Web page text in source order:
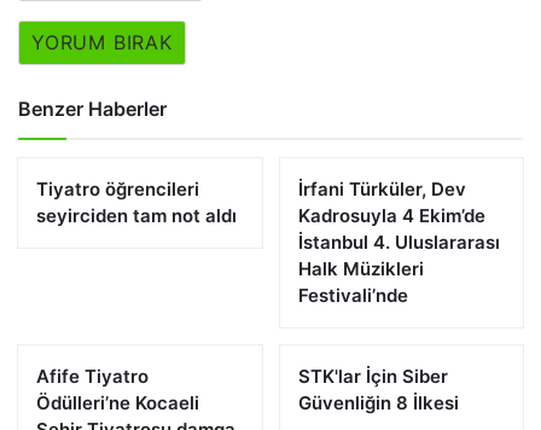
YORUM BIRAK
Benzer Haberler
Tiyatro öğrencileri
seyirciden tam not aldı
İrfani Türküler, Dev
Kadrosuyla 4 Ekim’de
İstanbul 4. Uluslararası
Halk Müzikleri
Festivali’nde
Afife Tiyatro
Ödülleri’ne Kocaeli
STK'lar İçin Siber
Güvenliğin 8 İlkesi